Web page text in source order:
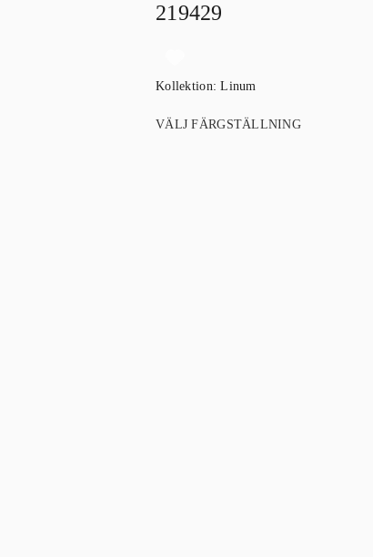
219429
Kollektion:Linum
VÄLJ FÄRGSTÄLLNING